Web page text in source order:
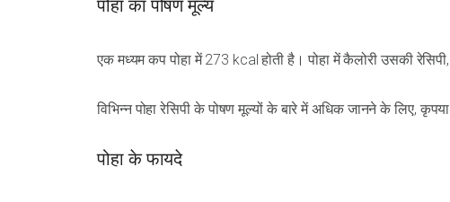
पोहा का पोषण मूल्य
एक मध्यम कप पोहा में 273 kcal होती है। पोहा में कैलोरी उसकी
विभिन्न पोहा रेसिपी के पोषण मूल्यों के बारे में अधिक जानने के लिए,
पोहा के फायदे